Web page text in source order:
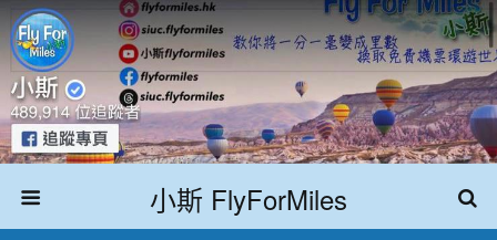
小斯 FlyForMiles